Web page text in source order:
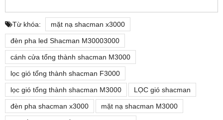
Từ khóa: mặt nạ shacman x3000
đèn pha led Shacman M30003000
cánh cửa tổng thành shacman M3000
lọc gió tổng thành shacman F3000
lọc gió tổng thành shacman M3000 LỌC gió shacman
đèn pha shacman x3000 mặt nạ shacman M3000